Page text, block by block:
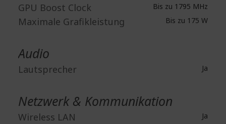
GPU Boost Clock Bis zu 1795 MHz
Maximale Grafikleistung Bis zu 175 W
Audio
Lautsprecher Ja
Netzwerk & Kommunikation
Wireless LAN Ja